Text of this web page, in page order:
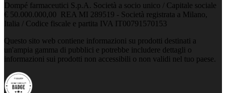
Dompé farmaceutici S.p.A. Società a socio unico / Capitale sociale
€ 50.000.000,00 REA MI 289519 - Società registrata a Milano,
Italia / Codice fiscale e partita IVA IT00791570153
Questo sito web contiene informazioni su prodotti destinati a
un'ampia gamma di pubblici e potrebbe includere dettagli o
informazioni sui prodotti non accessibili o non validi nel tuo paese.